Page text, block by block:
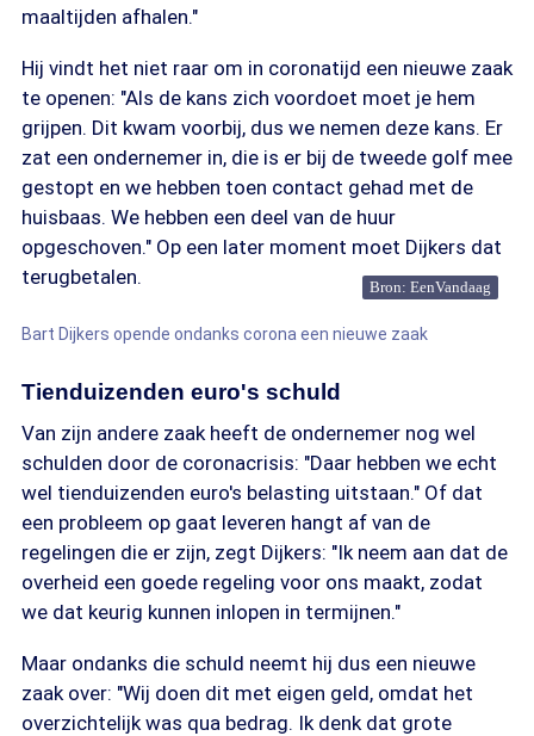
maaltijden afhalen."
Hij vindt het niet raar om in coronatijd een nieuwe zaak
te openen: "Als de kans zich voordoet moet je hem
grijpen. Dit kwam voorbij, dus we nemen deze kans. Er
zat een ondernemer in, die is er bij de tweede golf mee
gestopt en we hebben toen contact gehad met de
huisbaas. We hebben een deel van de huur
opgeschoven." Op een later moment moet Dijkers dat
terugbetalen.
Bron: EenVandaag
Bart Dijkers opende ondanks corona een nieuwe zaak
Tienduizenden euro's schuld
Van zijn andere zaak heeft de ondernemer nog wel
schulden door de coronacrisis: "Daar hebben we echt
wel tienduizenden euro's belasting uitstaan." Of dat
een probleem op gaat leveren hangt af van de
regelingen die er zijn, zegt Dijkers: "Ik neem aan dat de
overheid een goede regeling voor ons maakt, zodat
we dat keurig kunnen inlopen in termijnen."
Maar ondanks die schuld neemt hij dus een nieuwe
zaak over: "Wij doen dit met eigen geld, omdat het
overzichtelijk was qua bedrag. Ik denk dat grote